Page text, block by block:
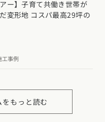
アー】子育て共働き世帯が
変形地 コスパ最高29坪の
工事例
をもっと読む